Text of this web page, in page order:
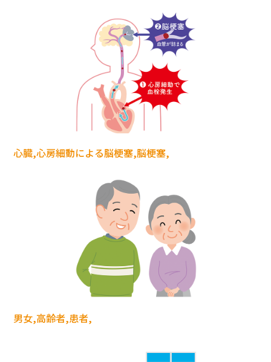
心臓,心房細動による脳梗塞,脳梗塞,
男女,高齢者,患者,